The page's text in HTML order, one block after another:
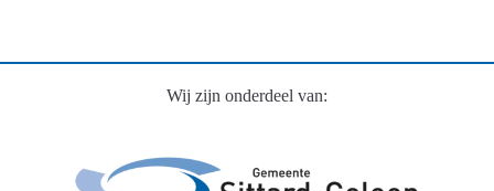
Wij zijn onderdeel van: